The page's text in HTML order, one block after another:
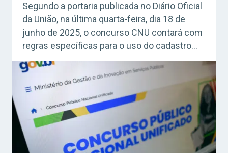
Segundo a portaria publicada no Diário Oficial
da União, na última quarta-feira, dia 18 de
junho de 2025, o concurso CNU contará com
regras específicas para o uso do cadastro
reserva da primeira edição! Confira os
detalhes!